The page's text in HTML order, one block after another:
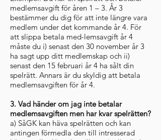
medlemsavgift för åren 1 – 3. År 3
bestämmer du dig för att inte längre vara
medlem under det kommande år 4. För
att slippa betala med-lemsavgift år 4
måste du i) senast den 30 november år 3
ha sagt upp ditt medlemskap och ii)
senast den 15 februari år 4 ha sålt din
spelrätt. Annars är du skyldig att betala
medlemsavgiften för år 4.
3. Vad händer om jag inte betalar
medlemsavgiften men har kvar spelrätten?
a) SåGK kan häva spelrätten och kan
antingen förmedla den till intresserad